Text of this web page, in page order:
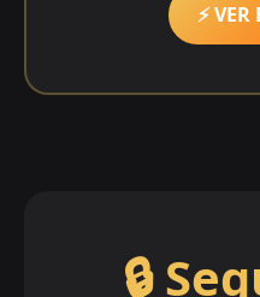
⚡
🔒